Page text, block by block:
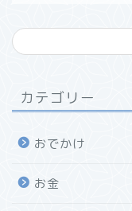
カテゴリー
おでかけ
お金